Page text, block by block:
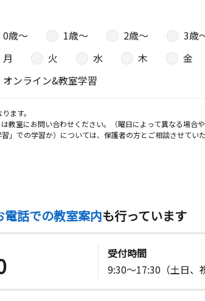
0歳〜 1歳〜 2歳〜 3歳
月 火 水 木 金
オンライン&教室学習
ます。
室にお問い合わせください。（曜日によって異なる場合
での学習か）については、保護者の方とご相談させてい
電話での教室案内も行っています
受付時間
9:30～17:30（土日、